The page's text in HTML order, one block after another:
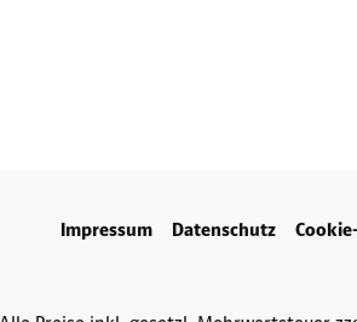
Impressum Datenschutz